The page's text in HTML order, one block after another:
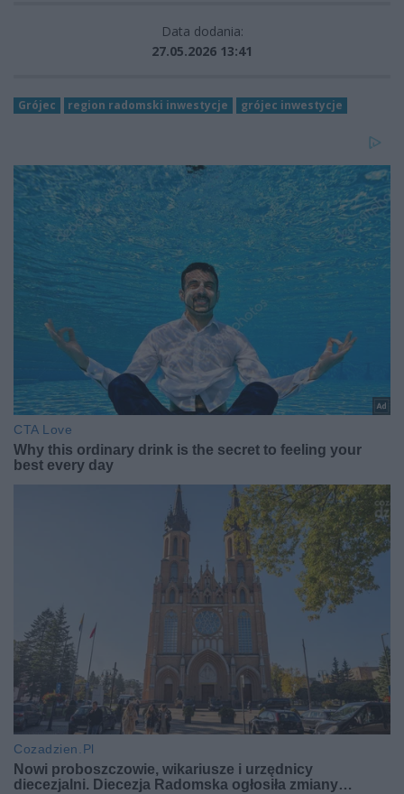
Data dodania:
27.05.2026 13:41
Grójec region radomski inwestycje grójec inwestycje